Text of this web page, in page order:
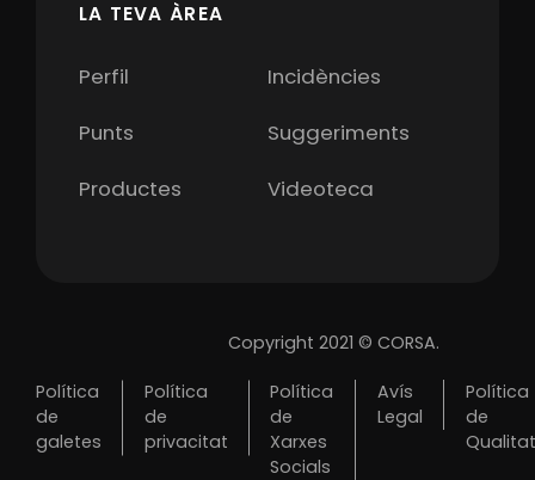
LA TEVA ÀREA
Perfil
Incidències
Punts
Suggeriments
Productes
Videoteca
Copyright 2021 © CORSA.
Política
de
galetes
Política
de
privacitat
Política
de
Xarxes
Socials
Avís
Legal
Política
de